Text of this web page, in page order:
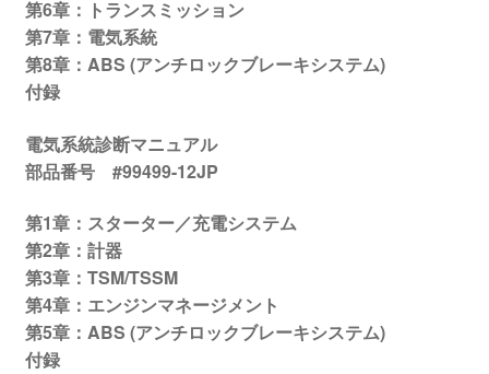
第6章：トランスミッション
第7章：電気系統
第8章：ABS (アンチロックブレーキシステム)
付録
電気系統診断マニュアル
部品番号 #99499-12JP
第1章：スターター／充電システム
第2章：計器
第3章：TSM/TSSM
第4章：エンジンマネージメント
第5章：ABS (アンチロックブレーキシステム)
付録